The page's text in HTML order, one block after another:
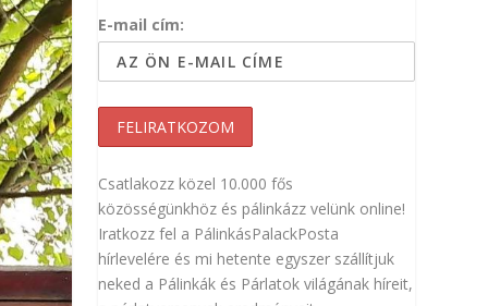
E-mail cím:
Csatlakozz közel 10.000 fős
közösségünkhöz és pálinkázz velünk online!
Iratkozz fel a PálinkásPalackPosta
hírlevelére és mi hetente egyszer szállítjuk
neked a Pálinkák és Párlatok világának híreit,